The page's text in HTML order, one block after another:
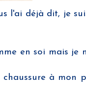
l'ai déjà dit, je
en soi mais je
à mon